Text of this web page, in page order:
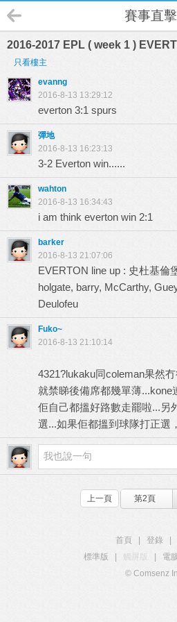
賽事直擊
2016-2017 EPL ( week 1 )
只看樓主
evanng
2016-8-13 13:29:12
everton 3:1 spurs
彈地
2016-8-13 16:23:13
3-2 Everton win......
wahton
2016-8-13 16:34:43
i am think everton win 2:1
barker
2016-8-13 21:07:06
EVERTON line up : 史杜基倫
holgate, barry, McCarthy,
Deulofeu
Fuko~
2016-8-13 21:10:14
4321?lukaku同coleman果然
就禁睇後備席都幾單薄...kone
佢自己都搵好路數走罷啦...另
選...如果佢都搵到球隊打正選
上一頁 第2頁
首頁 登錄
標準版
觸屏版 電
© Comsenz